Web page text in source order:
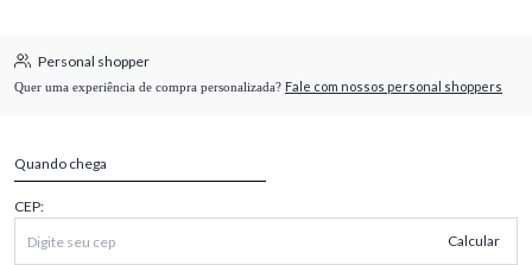
Personal shopper
Quer uma experiência de compra personalizada? Fale com nossos personal shoppers
Quando chega
CEP:
Calcular